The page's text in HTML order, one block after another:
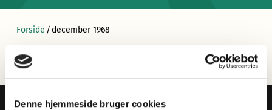
Denne hjemmeside bruger cookies
Forside / december 1968